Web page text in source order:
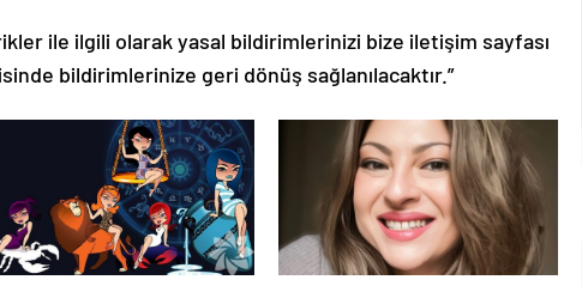
ile ilgili olarak yasal bildirimlerinizi bize iletişim sayfası
bildirimlerinize geri dönüş sağlanılacaktır.”